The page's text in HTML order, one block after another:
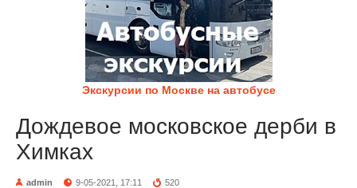
Экскурсии по Москве на автобусе
Дождевое московское дерби в
Химках
admin 9-05-2021, 17:11 520